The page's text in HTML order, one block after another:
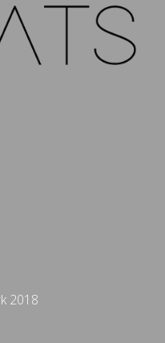
2018